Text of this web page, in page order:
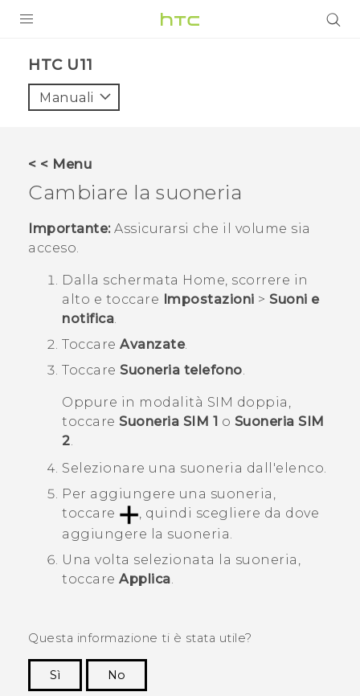
VIVE
ASSISTENZA
Accessori e dispositivi HTC
Accesso
HTC U11‎
Manuali
< < Menu
Cambiare la suoneria
Importante:Assicurarsi che il volume sia
acceso.
Dalla schermata Home, scorrere in
alto e toccare
Impostazioni > Suoni e
notifica.
Toccare Avanzate.
Toccare Suoneria telefono.
Oppure in modalità SIM doppia,
toccare Suoneria SIM 1 o Suoneria SIM
2.
Selezionare una suoneria dall'elenco.
Per aggiungere una suoneria,
toccare
, quindi scegliere da dove
aggiungere la suoneria.
Una volta selezionata la suoneria,
toccare Applica
Questa informazione ti è stata utile?
Sì
No